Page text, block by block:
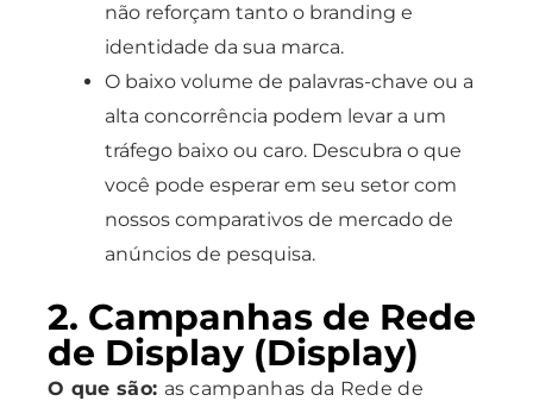
não reforçam tanto o branding e
identidade da sua marca.
O baixo volume de palavras-chave ou a
alta concorrência podem levar a um
tráfego baixo ou caro. Descubra o que
você pode esperar em seu setor com
nossos comparativos de mercado de
anúncios de pesquisa.
2. Campanhas de Rede
de Display (Display)
O que são: as campanhas da Rede de